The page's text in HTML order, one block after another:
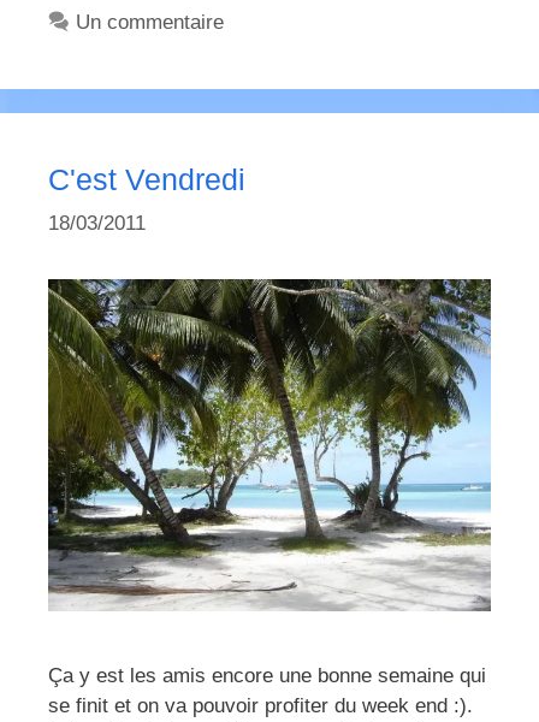
Un commentaire
C'est Vendredi
18/03/2011
Ça y est les amis encore une bonne semaine qui
se finit et on va pouvoir profiter du week end :).